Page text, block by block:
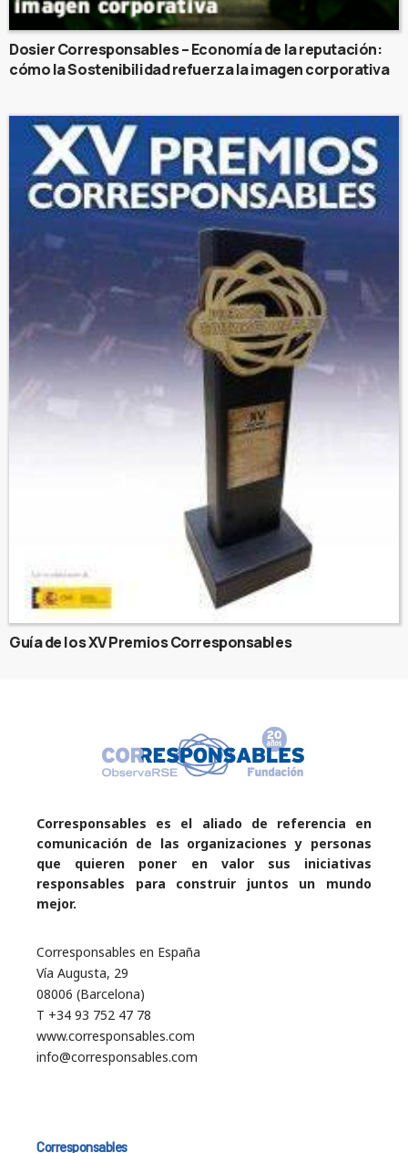
Dosier Corresponsables – Economía de la reputación:
cómo la Sostenibilidad refuerza la imagen corporativa
Guía de los XV Premios Corresponsables
Corresponsables es el aliado de referencia en
comunicación de las organizaciones y personas
que quieren poner en valor sus iniciativas
responsables para construir juntos un mundo
mejor.
Corresponsables en España
Vía Augusta, 29
08006 (Barcelona)
T +34 93 752 47 78
www.corresponsables.com
info@corresponsables.com
Corresponsables